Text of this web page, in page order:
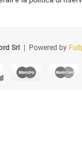
Srl | Powered by